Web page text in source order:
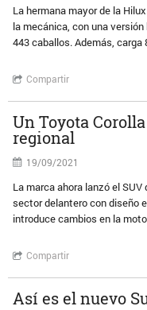
La hermana mayor de la
la mecánica, con una
443 caballos. Además, carga
Compartir
Un Toyota
regional
19/09/2021
La marca ahora lanzó el
sector delantero con diseño
introduce cambios en la
Compartir
Así es el nuevo